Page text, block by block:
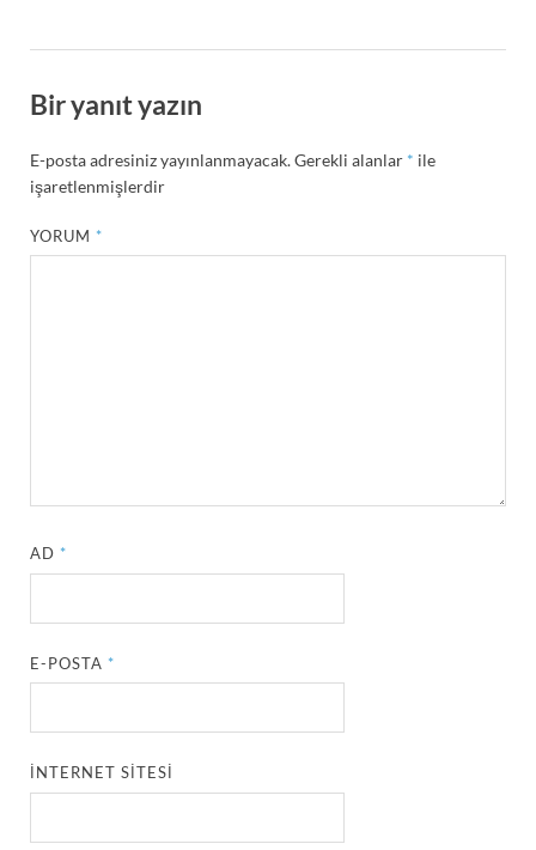
Bir yanıt yazın
E-posta adresiniz yayınlanmayacak.Gerekli alanlar * ile
işaretlenmişlerdir
YORUM *
AD *
E-POSTA *
İNTERNET SITESI